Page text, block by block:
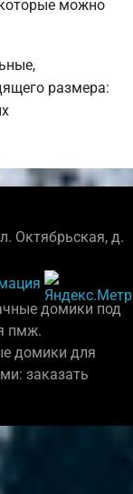
можно
размера:
Октябрьская, д.
домики под
пмж.
домики для
заказать